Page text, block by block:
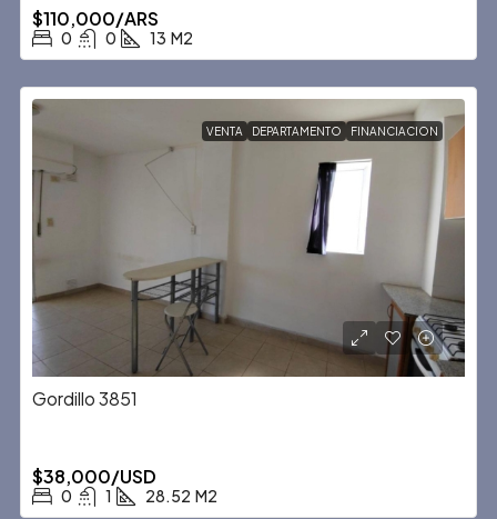
$110,000/ARS
0 0 13 M2
VENTA DEPARTAMENTO FINANCIACION
Gordillo 3851
$38,000/USD
0 1 28.52 M2